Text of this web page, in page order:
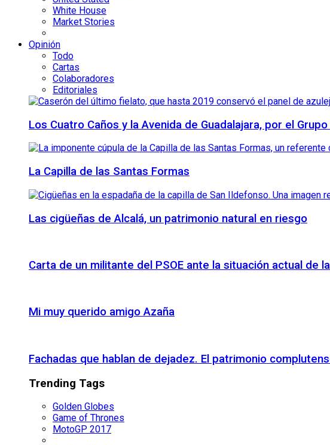
White House
Market Stories
Opinión
Todo
Cartas
Colaboradores
Editoriales
Los Cuatro Caños y la Avenida de Guadalajara, por el
La Capilla de las Santas Formas
Las cigüeñas de Alcalá, un patrimonio natural en riesgo
Carta de un militante del PSOE ante la situación actual de
Mi muy querido amigo Azaña
Fachadas que hablan de dejadez. El patrimonio
Trending Tags
Golden Globes
Game of Thrones
MotoGP 2017